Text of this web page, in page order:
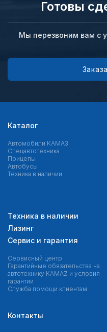
Готовы
Мы перезвоним вам с
Каталог
Автомобили КАМАЗ
Спецавтотехника
Прицепы
Автобусы
Техника в наличии
Техника в наличии
Лизинг
Сервис и гарантия
Сервисный центр
Гарантийные обязательства на
автотехнику KAMAZ и условия
гарантии
Служба помощи клиентам
Контакты